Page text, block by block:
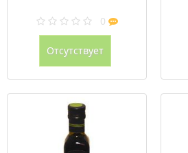
0
Отсутствует